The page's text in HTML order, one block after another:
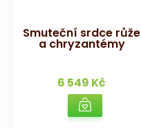
Smuteční srdce růže
a chryzantémy
6 549 Kč